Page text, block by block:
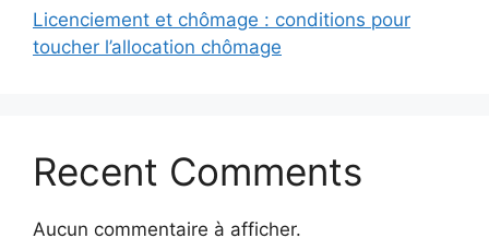
Licenciement et chômage : conditions pour
toucher l’allocation chômage
Recent Comments
Aucun commentaire à afficher.